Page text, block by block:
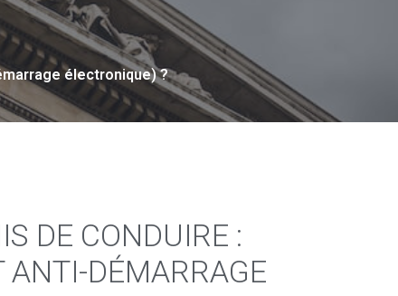
électronique) ?
DE CONDUIRE :
ANTI-DÉMARRAGE